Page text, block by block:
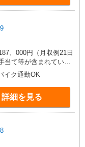
、000円（月収例21日
当て等が含まれていま
イク通勤OK
詳細を見る